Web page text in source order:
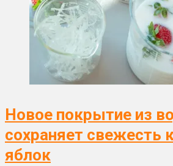
Новое покрытие из
сохраняет свежесть
яблок